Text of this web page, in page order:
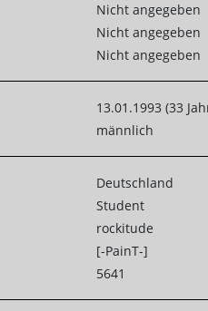
Nicht angegeben
Nicht angegeben
Nicht angegeben
13.01.1993 (33
männlich
Deutschland
Student
rockitude
[-PainT-]
5641